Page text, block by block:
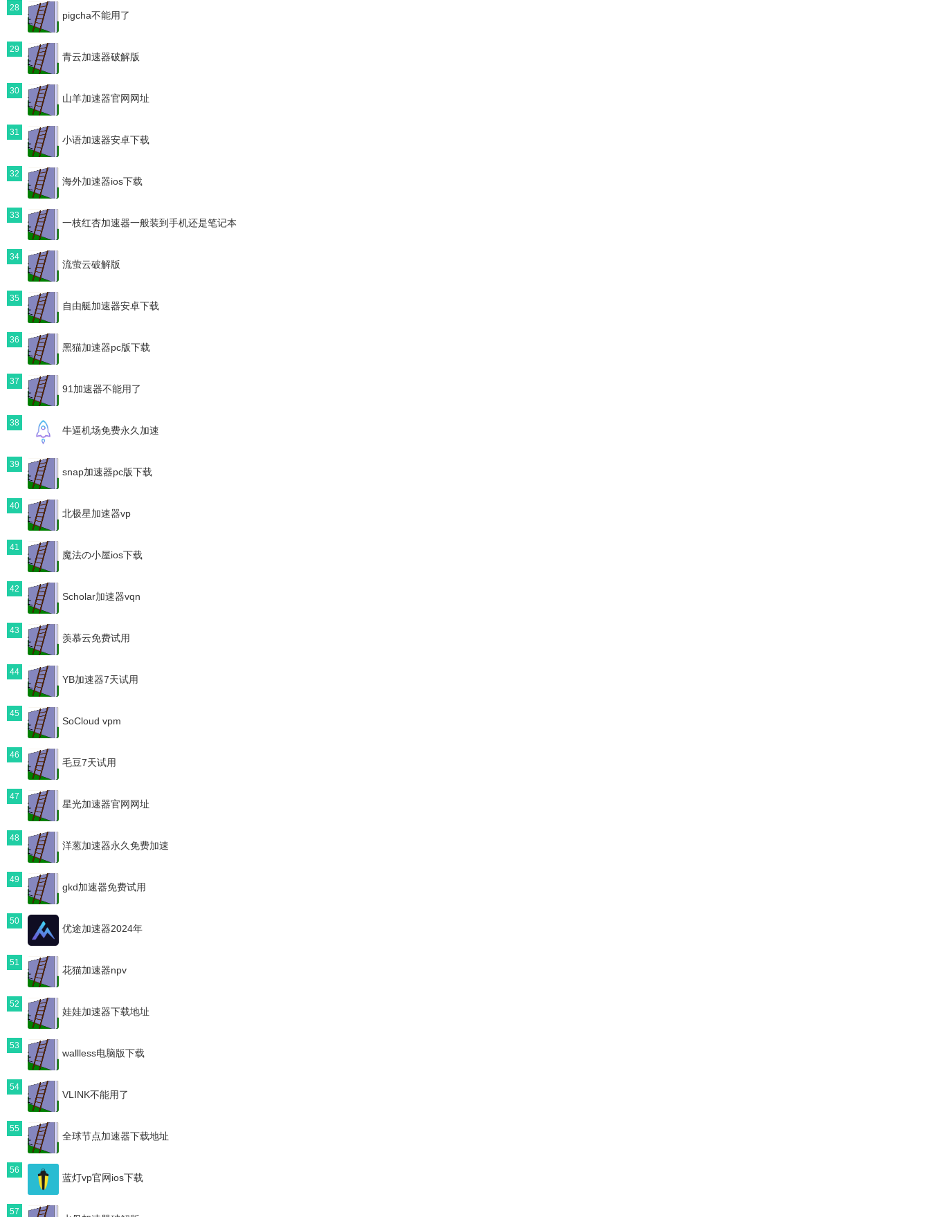
28
pigcha不能用了
29
青云加速器破解版
30
山羊加速器官网网址
31
小语加速器安卓下载
32
海外加速器ios下载
33
一枝红杏加速器一般装到手机还是笔记本
34
流萤云破解版
35
自由艇加速器安卓下载
36
黑猫加速器pc版下载
37
91加速器不能用了
38
牛逼机场免费永久加速
39
snap加速器pc版下载
40
北极星加速器vp
41
魔法の小屋ios下载
42
Scholar加速器vqn
43
羡慕云免费试用
44
YB加速器7天试用
45
SoCloud vpm
46
毛豆7天试用
47
星光加速器官网网址
48
洋葱加速器永久免费加速
49
gkd加速器免费试用
50
优途加速器2024年
51
花猫加速器npv
52
娃娃加速器下载地址
53
wallless电脑版下载
54
VLINK不能用了
55
全球节点加速器下载地址
56
蓝灯vp官网ios下载
57